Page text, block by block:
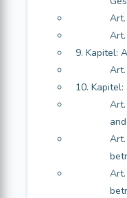
9. Kapitel:
10.